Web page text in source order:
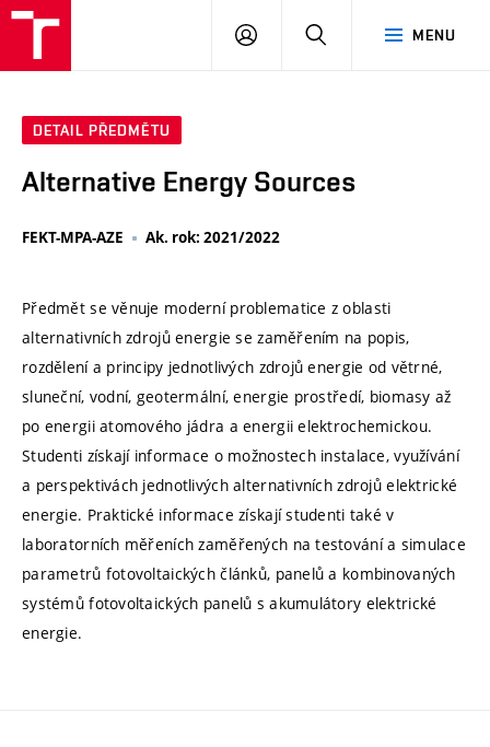
MENU
PŘIHLÁSIT
DETAIL PŘEDMĚTU
Alternative Energy Sources
FEKT-MPA-AZE Ak. rok: 2021/2022
Předmět se věnuje moderní problematice z oblasti
alternativních zdrojů energie se zaměřením na popis,
rozdělení a principy jednotlivých zdrojů energie od větrné,
sluneční, vodní, geotermální, energie prostředí, biomasy až
po energii atomového jádra a energii elektrochemickou.
Studenti získají informace o možnostech instalace, využívání
a perspektivách jednotlivých alternativních zdrojů elektrické
energie. Praktické informace získají studenti také v
laboratorních měřeních zaměřených na testování a simulace
parametrů fotovoltaických článků, panelů a kombinovaných
systémů fotovoltaických panelů s akumulátory elektrické
energie.